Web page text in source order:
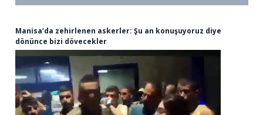
Manisa’da zehirlenen askerler: Şu an konuşuyoruz diye
dönünce bizi dövecekler